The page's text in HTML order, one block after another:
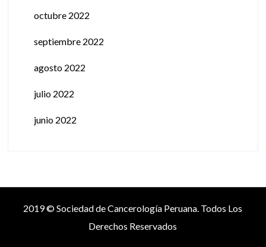
octubre 2022
septiembre 2022
agosto 2022
julio 2022
junio 2022
2019 © Sociedad de Cancerología Peruana. Todos Los
Derechos Reservados